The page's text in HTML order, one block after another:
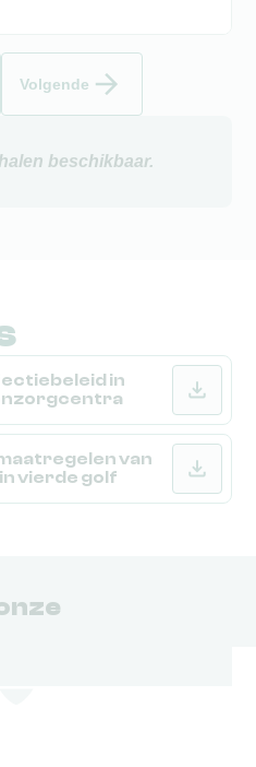
Volgende
beschikbaar.
in
van
vierde golf